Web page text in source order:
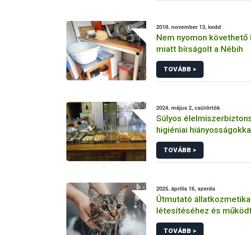
2018. november 13, kedd
Nem nyomon követhető
miatt bírságolt a Nébih
TOVÁBB >
2024. május 2, csütörtök
Súlyos
higiéniai
egy fővárosi
Nébih
TOVÁBB >
2025. április 16, szerda
Útmutató állatkozmetika
létesítéséhez és
TOVÁBB >